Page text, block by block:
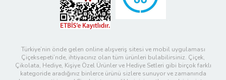
Türkiye’nin önde gelen online alışveriş sitesi ve mobil uygulaması
Çiçeksepeti’nde, ihtiyacınız olan tüm ürünleri bulabilirsiniz. Çiçek,
Çikolata, Hediye, Kişiye Özel Ürünler ve Hediye Setleri gibi birçok farklı
kategoride aradığınız binlerce ürünü sizlere sunuyor ve zamanında